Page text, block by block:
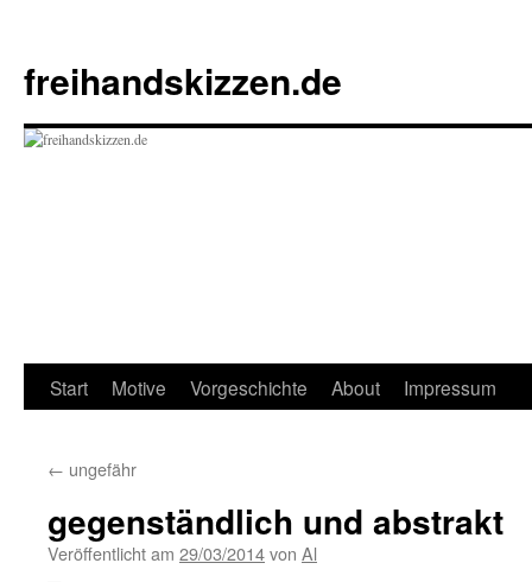
springen
freihandskizzen.de
Start Motive Vorgeschichte About Impressum
← ungefähr
gegenständlich und abstrakt
Veröffentlicht am 29/03/2014von Al